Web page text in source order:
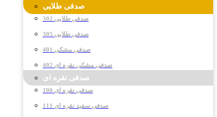
صدفی طلایی
صدفی طلایی 302
صدفی طلایی 305
صدفی مشکی 401
صدفی مشکی نقره ای 402
صدفی نقره ای
صدفی نقره ای 100
صدفی سفید نقره ای 111